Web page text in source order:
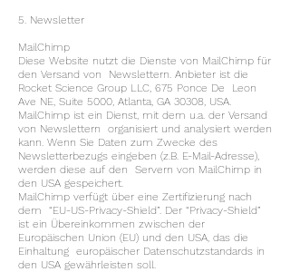
5. Newsletter
MailChimp
Diese Website nutzt die Dienste von MailChimp für
den Versand von Newslettern. Anbieter ist die
Rocket Science Group LLC, 675 Ponce De Leon
Ave NE, Suite 5000, Atlanta, GA 30308, USA.
MailChimp ist ein Dienst, mit dem u.a. der Versand
von Newslettern organisiert und analysiert werden
kann. Wenn Sie Daten zum Zwecke des
Newsletterbezugs eingeben (z.B. E-Mail-Adresse),
werden diese auf den Servern von MailChimp in
den USA gespeichert.
MailChimp verfügt über eine Zertifizierung nach
dem “EU-US-Privacy-Shield”. Der “Privacy-Shield”
ist ein Übereinkommen zwischen der
Europäischen Union (EU) und den USA, das die
Einhaltung europäischer Datenschutzstandards in
den USA gewährleisten soll.